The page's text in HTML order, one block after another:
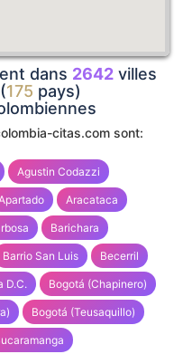
dans 2642 villes
175 pays)
citas.com sont:
Agustin Codazzi
Aracataca
Barichara
Barrio San Luis Becerril
D.C. Bogotá (Chapinero)
Bogotá (Teusaquillo)